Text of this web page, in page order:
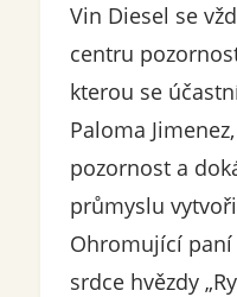
Vin Diesel se
centru
kterou se
Paloma
pozornost a
průmyslu
Ohromující
srdce hvězdy